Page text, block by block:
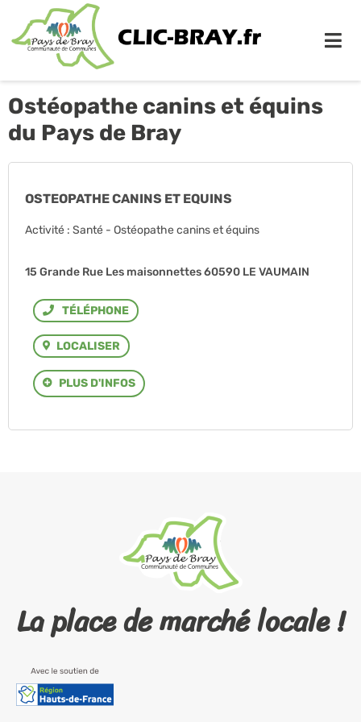
Ostéopathe canins et équins
du Pays de Bray
OSTEOPATHE CANINS ET EQUINS
Activité : Santé - Ostéopathe canins et équins
15 Grande Rue Les maisonnettes 60590 LE VAUMAIN
Téléphone
LOCALISER
PLUS D'INFOS
La place de marché locale !